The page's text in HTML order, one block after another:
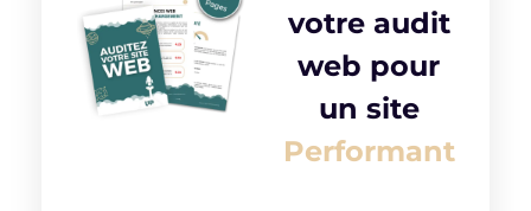
votre audit
web pour
un site
Performant